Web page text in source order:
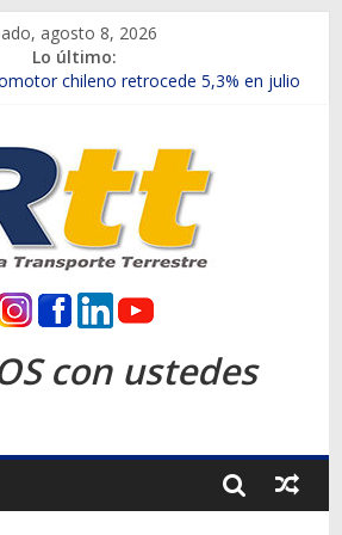
agosto 8, 2026
Lo último:
internacional en lanzar la nueva
electrificados de Chevrolet en el Biobío
nuevas sucursales en Rancagua y
la recién estrenada Bolden en
2026
con ustedes